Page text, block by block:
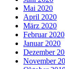
Mai 2020
April 2020
März 2020
Februar 2020
Januar 2020
Dezember
November